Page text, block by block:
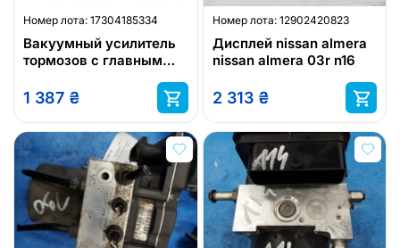
Номер лота: 17304185334
Вакуумный усилитель
тормозов с главным
1 387 ₴
Номер лота: 12902420823
Дисплей nissan almera
nissan almera 03r n16
2 313 ₴